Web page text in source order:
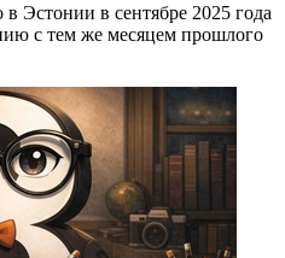
Эстонии в сентябре 2025 года
с тем же месяцем прошлого